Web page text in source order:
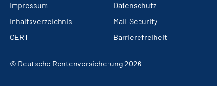
Impressum
Datenschutz
Inhaltsverzeichnis
Mail-Security
CERT
Barrierefreiheit
© Deutsche Rentenversicherung 2026